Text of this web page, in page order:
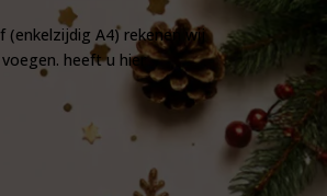
A4) rekenen wij
heeft u hier